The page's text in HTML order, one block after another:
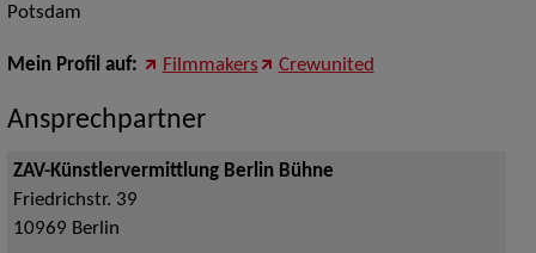
Potsdam
Mein Profil auf: Filmmakers Crewunited
Ansprechpartner
ZAV-Künstlervermittlung Berlin Bühne
Friedrichstr. 39
10969 Berlin